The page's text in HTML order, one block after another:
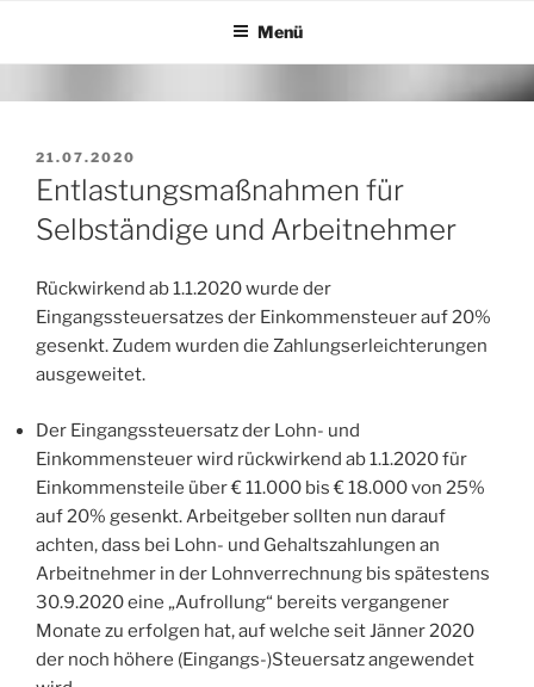
springen
Menü
VERÖFFENTLICHT
AM
21.07.2020
Entlastungsmaßnahmen für
Selbständige und Arbeitnehmer
Rückwirkend ab 1.1.2020 wurde der
Eingangssteuersatzes der Einkommensteuer auf 20%
gesenkt. Zudem wurden die Zahlungserleichterungen
ausgeweitet.
Der Eingangssteuersatz der Lohn- und
Einkommensteuer wird rückwirkend ab 1.1.2020 für
Einkommensteile über € 11.000 bis € 18.000 von 25%
auf 20% gesenkt. Arbeitgeber sollten nun darauf
achten, dass bei Lohn- und Gehaltszahlungen an
Arbeitnehmer in der Lohnverrechnung bis spätestens
30.9.2020 eine „Aufrollung“ bereits vergangener
Monate zu erfolgen hat, auf welche seit Jänner 2020
der noch höhere (Eingangs-)Steuersatz angewendet